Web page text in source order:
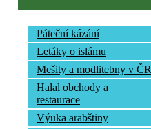
Páteční kázání
Letáky o islámu
Mešity a modlitebny v ČR
Halal obchody a
restaurace
Výuka arabštiny